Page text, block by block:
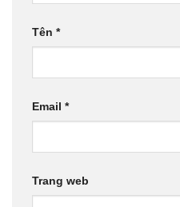
Tên *
Email *
Trang web